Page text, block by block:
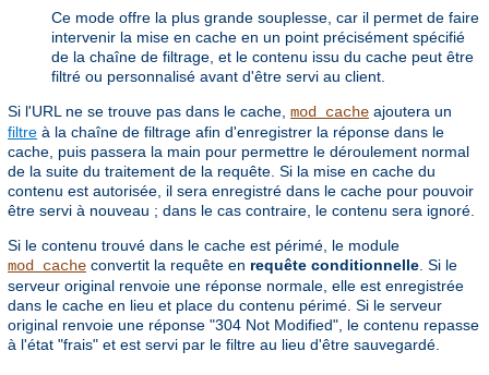
Ce mode offre la plus grande souplesse, car il permet de faire
intervenir la mise en cache en un point précisément spécifié
de la chaîne de filtrage, et le contenu issu du cache peut être
filtré ou personnalisé avant d'être servi au client.
Si l'URL ne se trouve pas dans le cache, mod_cache ajoutera un
filtre à la chaîne de filtrage afin d'enregistrer la réponse dans le
cache, puis passera la main pour permettre le déroulement normal
de la suite du traitement de la requête. Si la mise en cache du
contenu est autorisée, il sera enregistré dans le cache pour pouvoir
être servi à nouveau ; dans le cas contraire, le contenu sera ignoré.
Si le contenu trouvé dans le cache est périmé, le module
mod_cache convertit la requête en requête conditionnelle . Si le
serveur original renvoie une réponse normale, elle est enregistrée
dans le cache en lieu et place du contenu périmé. Si le serveur
original renvoie une réponse "304 Not Modified", le contenu repasse
à l'état "frais" et est servi par le filtre au lieu d'être sauvegardé.